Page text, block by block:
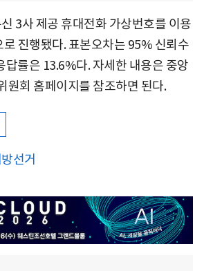
3사 제공 휴대전화 가상번호를 이용
로 진행됐다. 표본오차는 95% 신뢰수
률은 13.6%다. 자세한 내용은 중앙
원회 홈페이지를 참조하면 된다.
선거